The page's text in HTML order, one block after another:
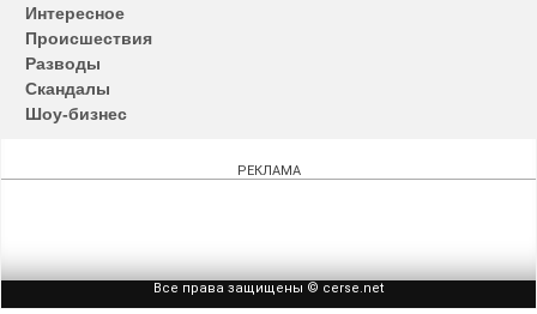
Интересное
Происшествия
Разводы
Скандалы
Шоу-бизнес
РЕКЛАМА
Все права защищены © cerse.net